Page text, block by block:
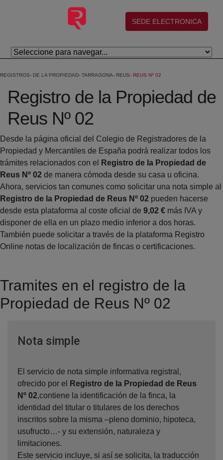
Eduki nagusira joan
(abre en nueva ventana)
SEDE ELECTRONICA
REGISTROS DE LA PROPIEDAD TARRAGONA REUS REUS Nº 02
Registro de la Propiedad de
Reus Nº 02
Desde la página oficial del Colegio de Registradores de la
Propiedad y Mercantiles de España podrá realizar todos los
trámites relacionados con el
Registro de la Propiedad de
Reus Nº 02 de manera cómoda desde su casa u oficina.
Ahora, servicios tan comunes como solicitar una nota simple al
Registro de la Propiedad de Reus Nº 02 pueden hacerse
desde esta plataforma al coste oficial de 9,02 € más IVA y
disponer de ella en un plazo medio inferior a dos horas.
También puede solicitar a través de la plataforma Registro
Online notas de localización de fincas o certificaciones.
Tramites en el registro de la
Propiedad de Reus Nº 02
Nota simpleVentana nueva
El servicio de nota simple informativa registral,
ofrecido por el
Registro de la Propiedad de Reus
Nº 02,contiene la identificación de la finca, la
identidad del titular o titulares de los derechos
inscritos sobre la misma –pleno dominio, hipoteca,
usufructo…- y su extensión, naturaleza y
limitaciones.
Este servicio incluye, si así se solicita, la traducción